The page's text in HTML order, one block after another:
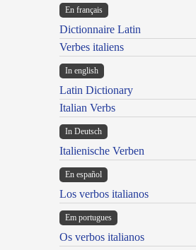
En français
Dictionnaire Latin
Verbes italiens
In english
Latin Dictionary
Italian Verbs
In Deutsch
Italienische Verben
En español
Los verbos italianos
Em portugues
Os verbos italianos